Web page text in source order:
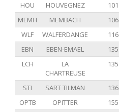
HOU
HOUVEGNEZ 101
MEMH
MEMBACH 106
WLF
WALFERDANGE 116
EBN
EBEN-EMAEL 135
LCH
LA
CHARTREUSE
135
STI SART TILMAN 136
OPTB
OPITTER 155